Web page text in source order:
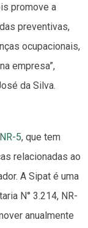
promove a
preventivas,
ocupacionais,
empresa”,
da Silva.
5, que tem
relacionadas ao
A Sipat é uma
N° 3.214, NR-
anualmente